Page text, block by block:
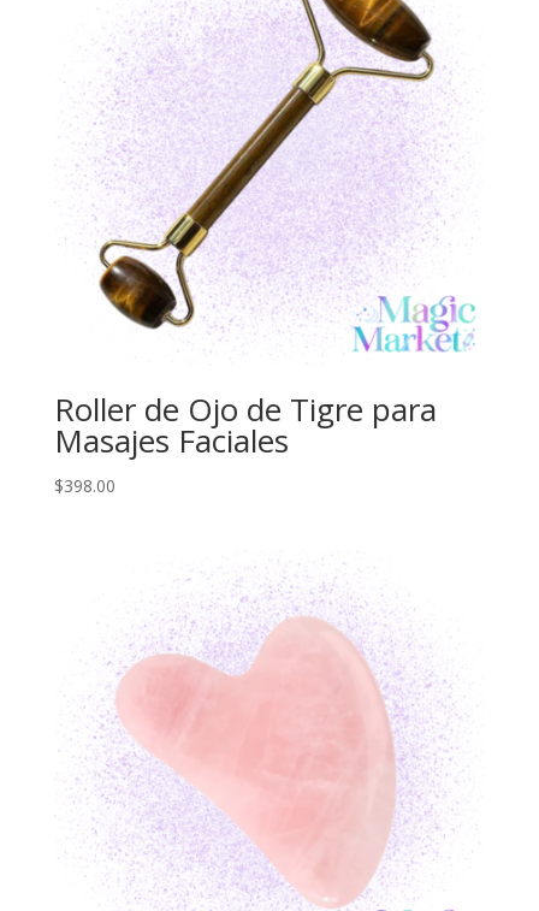
Roller de Ojo de Tigre para
Masajes Faciales
$398.00